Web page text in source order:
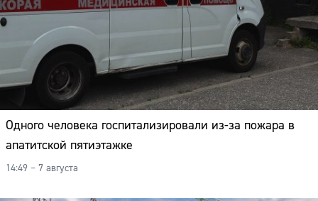
Одного человека госпитализировали из-за пожара в
апатитской пятиэтажке
14:49 – 7 августа